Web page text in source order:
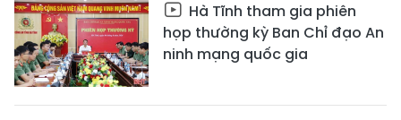
Hà Tĩnh tham gia phiên
họp thường kỳ Ban Chỉ đạo An
ninh mạng quốc gia